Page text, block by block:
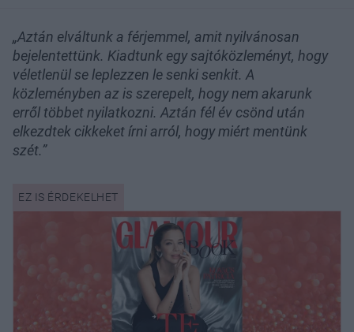
„Aztán elváltunk a férjemmel, amit nyilvánosan
bejelentettünk. Kiadtunk egy sajtóközleményt, hogy
véletlenül se leplezzen le senki senkit. A
közleményben az is szerepelt, hogy nem akarunk
erről többet nyilatkozni. Aztán fél év csönd után
elkezdtek cikkeket írni arról, hogy miért mentünk
szét.”